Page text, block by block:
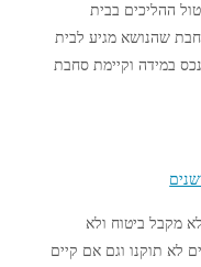
ההליכים בבית
שהנושא מגיע לבית
במידה וקיימת סחבת
לא מקבל ביטוח ולא
לא תוקנו וגם אם קיים